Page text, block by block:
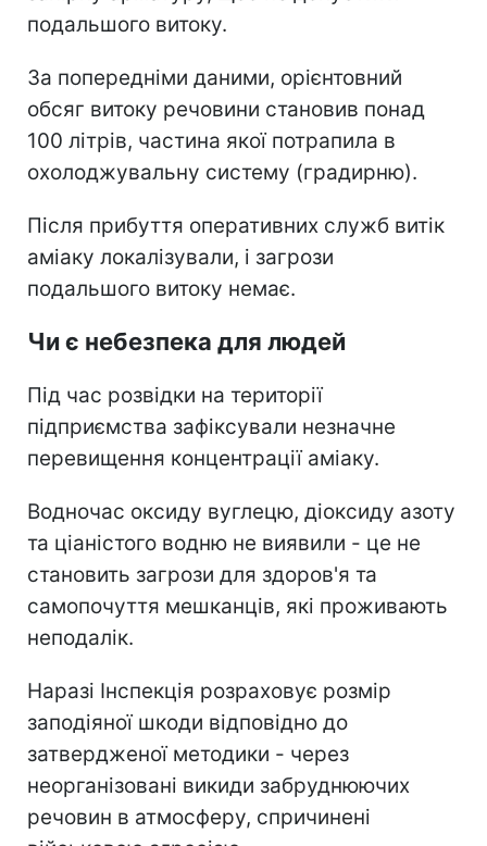
подальшого витоку.
За попередніми даними, орієнтовний
обсяг витоку речовини становив понад
100 літрів, частина якої потрапила в
охолоджувальну систему (градирню).
Після прибуття оперативних служб витік
аміаку локалізували, і загрози
подальшого витоку немає.
Чи є небезпека для людей
Під час розвідки на території
підприємства зафіксували незначне
перевищення концентрації аміаку.
Водночас оксиду вуглецю, діоксиду азоту
та ціаністого водню не виявили - це не
становить загрози для здоров'я та
самопочуття мешканців, які проживають
неподалік.
Наразі Інспекція розраховує розмір
заподіяної шкоди відповідно до
затвердженої методики - через
неорганізовані викиди забруднюючих
речовин в атмосферу, спричинені